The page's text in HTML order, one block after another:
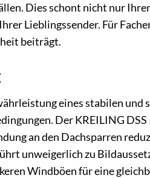
Dies schont nicht nur
Lieblingssender. Für
beiträgt.
eines stabilen und
Der KREILING
an den Dachsparren
unweigerlich zu
Windböen für eine